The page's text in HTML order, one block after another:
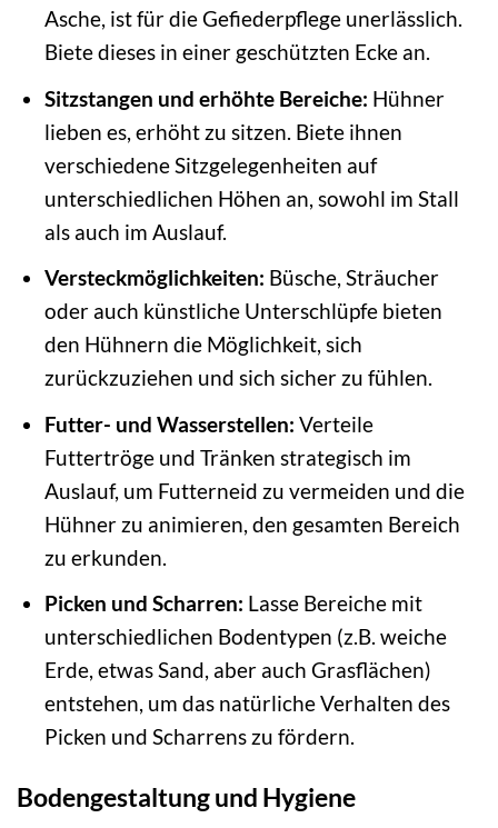
Asche, ist für die Gefiederpflege unerlässlich.
Biete dieses in einer geschützten Ecke an.
Sitzstangen und erhöhte Bereiche: Hühner
lieben es, erhöht zu sitzen. Biete ihnen
verschiedene Sitzgelegenheiten auf
unterschiedlichen Höhen an, sowohl im Stall
als auch im Auslauf.
Versteckmöglichkeiten: Büsche, Sträucher
oder auch künstliche Unterschlüpfe bieten
den Hühnern die Möglichkeit, sich
zurückzuziehen und sich sicher zu fühlen.
Futter- und Wasserstellen: Verteile
Futtertröge und Tränken strategisch im
Auslauf, um Futterneid zu vermeiden und die
Hühner zu animieren, den gesamten Bereich
zu erkunden.
Picken und Scharren: Lasse Bereiche mit
unterschiedlichen Bodentypen (z.B. weiche
Erde, etwas Sand, aber auch Grasflächen)
entstehen, um das natürliche Verhalten des
Picken und Scharrens zu fördern.
Bodengestaltung und Hygiene